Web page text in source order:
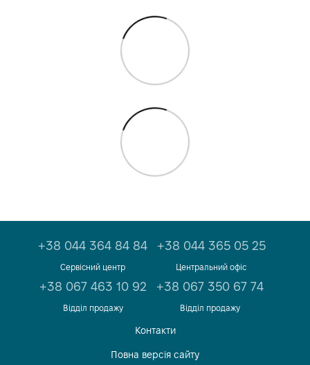
+38 044 364 84 84
Сервісний центр
+38 044 365 05 25
Центральний офіс
+38 067 463 10 92
Відділ продажу
+38 067 350 67 74
Відділ продажу
Контакти
Повна версія сайту